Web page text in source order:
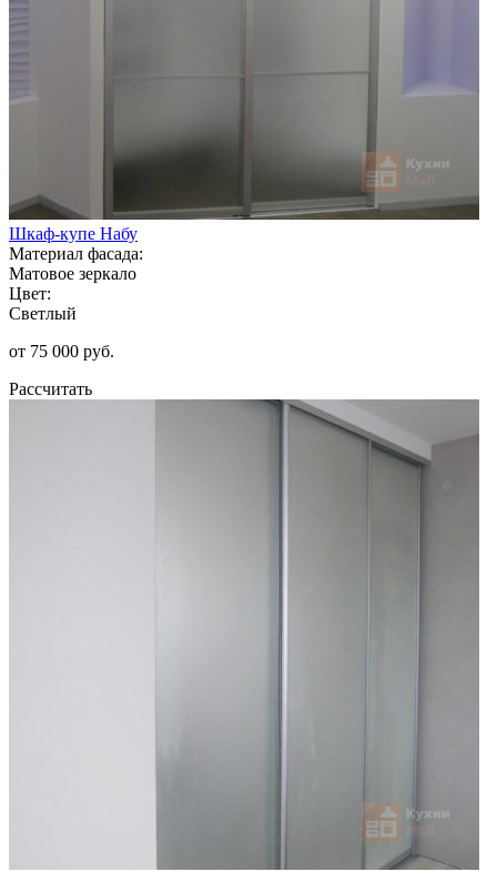
Шкаф-купе Набу
Материал фасада:
Матовое зеркало
Цвет:
Светлый
от 75 000 руб.
Рассчитать